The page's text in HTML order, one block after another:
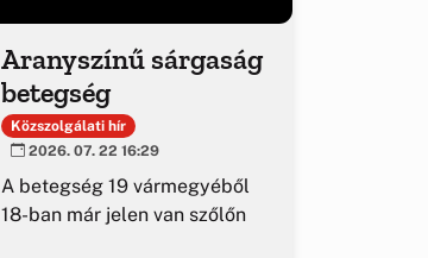
Aranyszínű sárgaság
betegség
Közszolgálati hír
2026. 07. 22 16:29
A betegség 19 vármegyéből
18-ban már jelen van szőlőn